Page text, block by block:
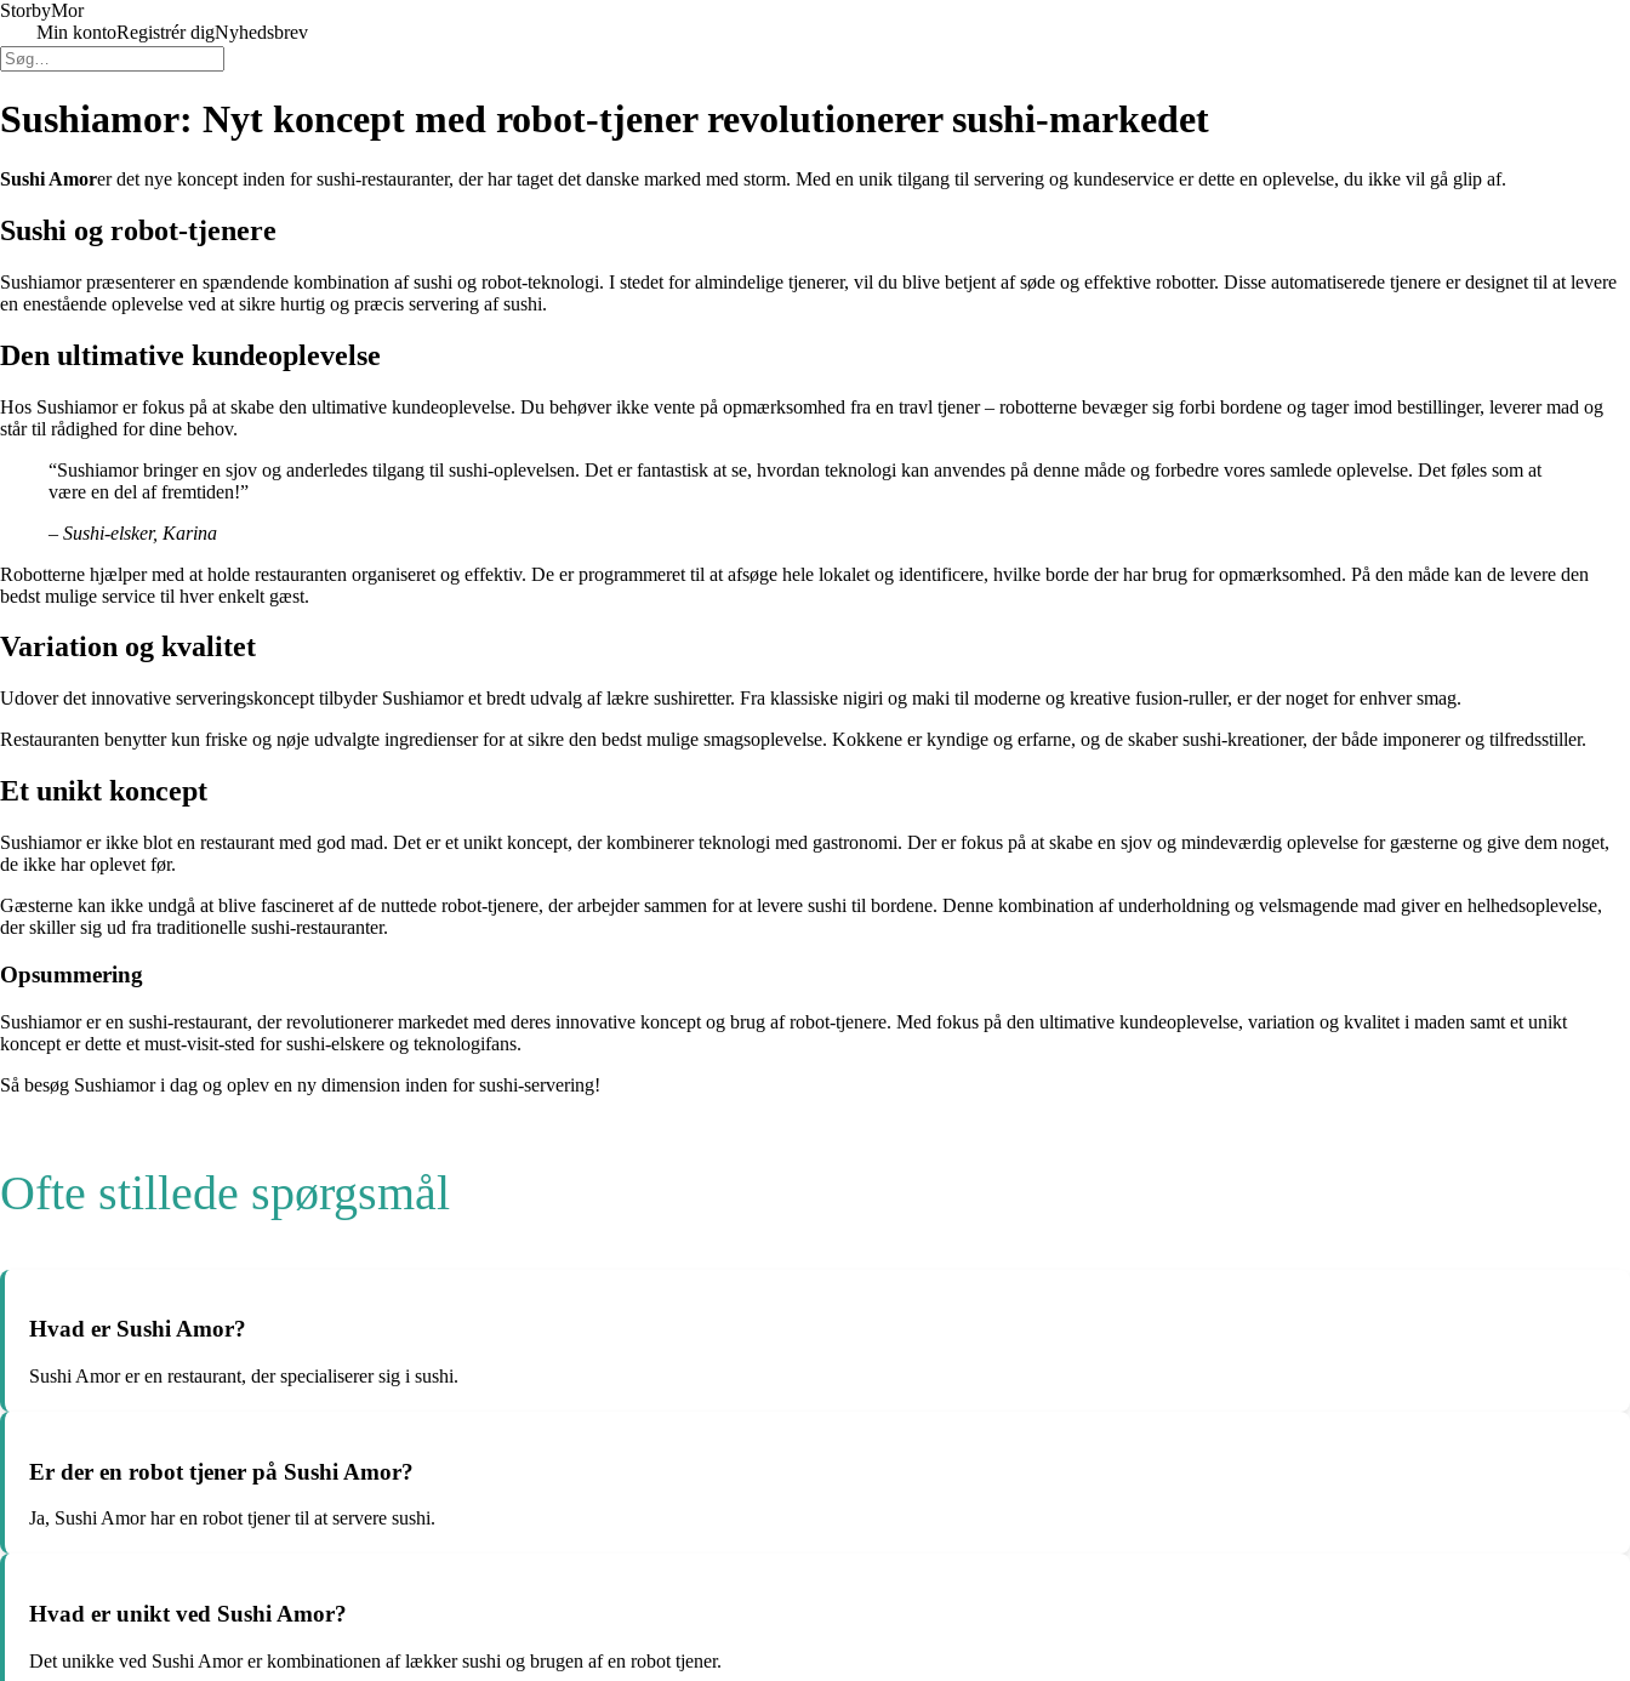
StorbyMor
Min kontoRegistrér digNyhedsbrev
Sushiamor: Nyt koncept med robot-tjener revolutionerer sushi-markedet
Sushi Amorer det nye koncept inden for sushi-restauranter, der har taget det danske marked med storm. Med en unik tilgang til servering og kundeservice er dette en oplevelse, du ikke vil gå glip af.
Sushi og robot-tjenere
Sushiamor præsenterer en spændende kombination af sushi og robot-teknologi. I stedet for almindelige tjenerer, vil du blive betjent af søde og effektive robotter. Disse automatiserede tjenere er designet til at levere
en enestående oplevelse ved at sikre hurtig og præcis servering af sushi.
Den ultimative kundeoplevelse
Hos Sushiamor er fokus på at skabe den ultimative kundeoplevelse. Du behøver ikke vente på opmærksomhed fra en travl tjener – robotterne bevæger sig forbi bordene og tager imod bestillinger, leverer mad og
står til rådighed for dine behov.
“Sushiamor bringer en sjov og anderledes tilgang til sushi-oplevelsen. Det er fantastisk at se, hvordan teknologi kan anvendes på denne måde og forbedre vores samlede oplevelse. Det føles som at
være en del af fremtiden!”
– Sushi-elsker, Karina
Robotterne hjælper med at holde restauranten organiseret og effektiv. De er programmeret til at afsøge hele lokalet og identificere, hvilke borde der har brug for opmærksomhed. På den måde kan de levere den
bedst mulige service til hver enkelt gæst.
Variation og kvalitet
Udover det innovative serveringskoncept tilbyder Sushiamor et bredt udvalg af lækre sushiretter. Fra klassiske nigiri og maki til moderne og kreative fusion-ruller, er der noget for enhver smag.
Restauranten benytter kun friske og nøje udvalgte ingredienser for at sikre den bedst mulige smagsoplevelse. Kokkene er kyndige og erfarne, og de skaber sushi-kreationer, der både imponerer og tilfredsstiller.
Et unikt koncept
Sushiamor er ikke blot en restaurant med god mad. Det er et unikt koncept, der kombinerer teknologi med gastronomi. Der er fokus på at skabe en sjov og mindeværdig oplevelse for gæsterne og give dem noget,
de ikke har oplevet før.
Gæsterne kan ikke undgå at blive fascineret af de nuttede robot-tjenere, der arbejder sammen for at levere sushi til bordene. Denne kombination af underholdning og velsmagende mad giver en helhedsoplevelse,
der skiller sig ud fra traditionelle sushi-restauranter.
Opsummering
Sushiamor er en sushi-restaurant, der revolutionerer markedet med deres innovative koncept og brug af robot-tjenere. Med fokus på den ultimative kundeoplevelse, variation og kvalitet i maden samt et unikt
koncept er dette et must-visit-sted for sushi-elskere og teknologifans.
Så besøg Sushiamor i dag og oplev en ny dimension inden for sushi-servering!
Ofte stillede spørgsmål
Hvad er Sushi Amor?
Sushi Amor er en restaurant, der specialiserer sig i sushi.
Er der en robot tjener på Sushi Amor?
Ja, Sushi Amor har en robot tjener til at servere sushi.
Hvad er unikt ved Sushi Amor?
Det unikke ved Sushi Amor er kombinationen af lækker sushi og brugen af en robot tjener.